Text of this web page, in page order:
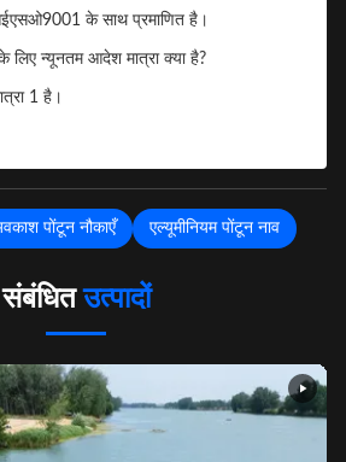
के साथ प्रमाणित है।
लिए न्यूनतम आदेश मात्रा क्या है?
1 है।
पोंटून नौकाएँ एल्यूमीनियम पोंटून नाव
संबंधितउत्पादों